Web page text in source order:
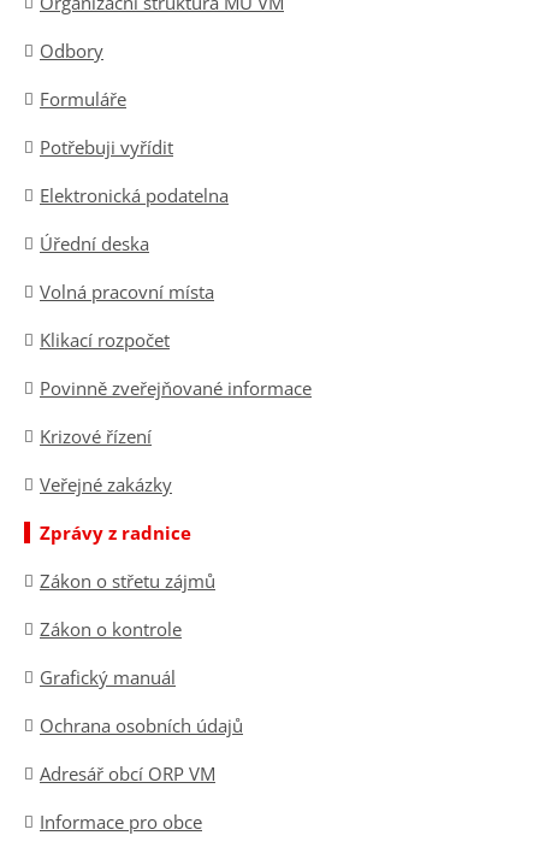
Odbory
Formuláře
Potřebuji vyřídit
Elektronická podatelna
Úřední deska
Volná pracovní místa
Klikací rozpočet
Povinně zveřejňované informace
Krizové řízení
Veřejné zakázky
Zprávy z radnice
Zákon o střetu zájmů
Zákon o kontrole
Grafický manuál
Ochrana osobních údajů
Adresář obcí ORP VM
Informace pro obce